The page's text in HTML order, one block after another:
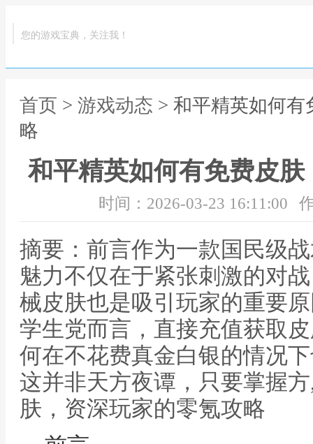
您的游戏宝典，关注我！
首页 > 游戏动态 > 和平精英如何
略
和平精英如何有免费皮
时间：2026-03-23 16:11:00
摘要：前言作为一款国民级
魅力不仅在于紧张刺激的对
械皮肤也是吸引玩家的重要
学生党而言，直接充值获取
何在不花费真金白银的情况
这并非天方夜谭，只要掌握
肤，资深玩家的零氪攻略